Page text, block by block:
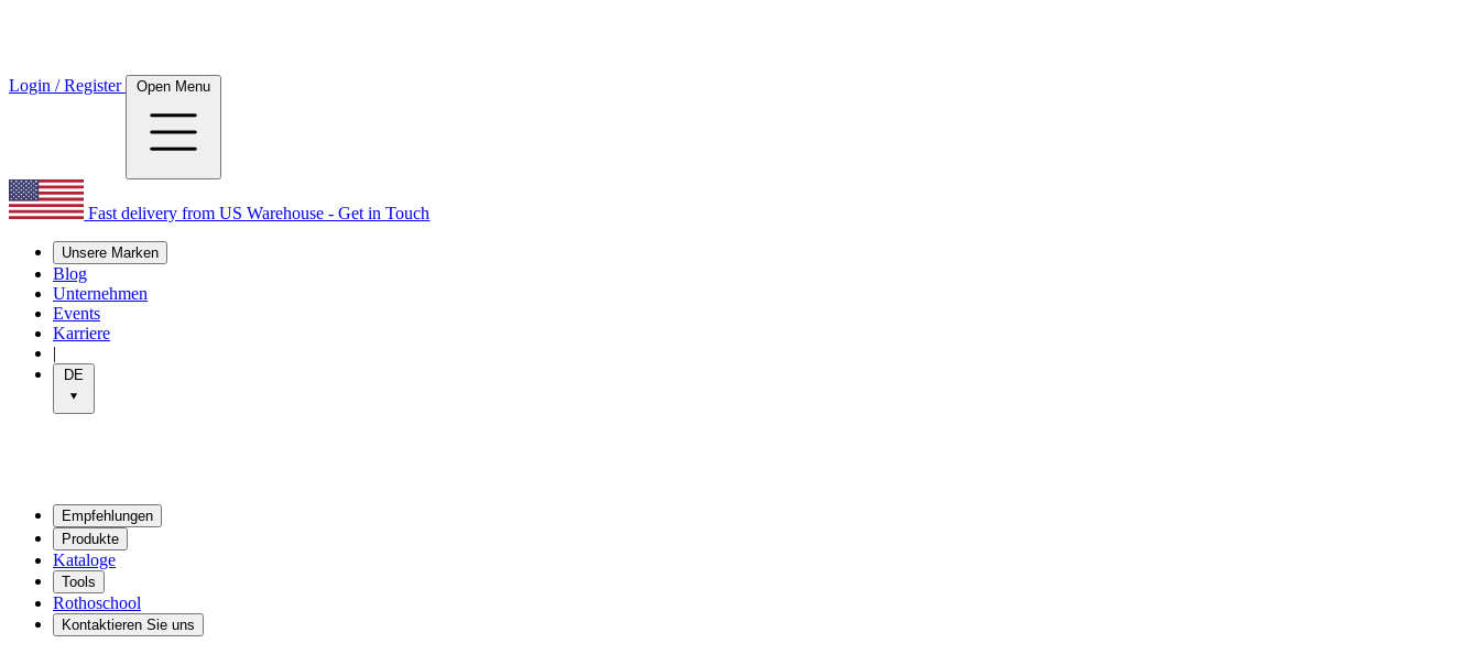
Login / Register Open Menu
Fast delivery from US Warehouse - Get in Touch
Unsere Marken
Blog
Unternehmen
Events
Karriere
|
DE
Empfehlungen
Produkte
Kataloge
Tools
Rothoschool
Kontaktieren Sie uns